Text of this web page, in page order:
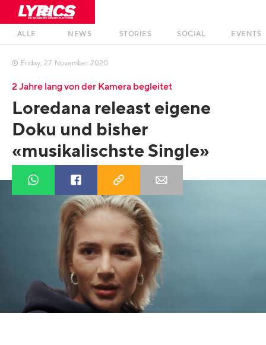
ALLE NEWS STORIES SOCIAL EVENTS
 Friday, 27. November 2020
2 Jahre lang von der Kamera begleitet
Loredana releast eigene
Doku und bisher
«musikalischste Single»
Quelle: Instagram | Modus Mio